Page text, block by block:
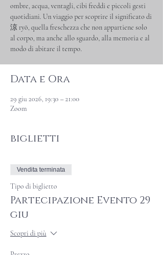
ombre, acqua, ventagli, cibi freddi e piccoli gesti
quotidiani. Un viaggio per scoprire il significato di
涼 ryō, quella freschezza che non appartiene solo
al corpo, ma anche allo sguardo, alla memoria e al
modo di abitare il tempo.
Data e Ora
29 giu 2026, 19:30 – 21:00
Zoom
biglietti
Vendita terminata
Tipo di biglietto
Partecipazione Evento 29
giu
Scopri di più